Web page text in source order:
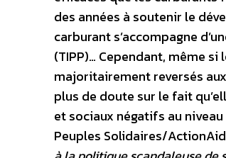
des années à soutenir le
carburant s’accompagne
(TIPP)… Cependant, même
majoritairement reversés
plus de doute sur le fait
et sociaux négatifs au
Peuples Solidaires/